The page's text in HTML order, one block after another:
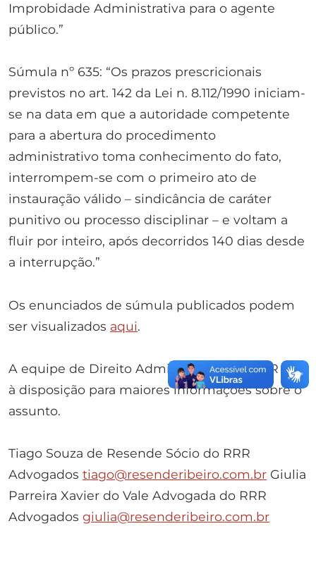
Improbidade Administrativa para o agente
público.”
Súmula nº 635: “Os prazos prescricionais
previstos no art. 142 da Lei n. 8.112/1990 iniciam-
se na data em que a autoridade competente
para a abertura do procedimento
administrativo toma conhecimento do fato,
interrompem-se com o primeiro ato de
instauração válido – sindicância de caráter
punitivo ou processo disciplinar – e voltam a
fluir por inteiro, após decorridos 140 dias desde
a interrupção.”
Os enunciados de súmula publicados podem
ser visualizados aqui.
A equipe de Direito Administrativo do RRR fica
à disposição para maiores informações sobre o
assunto.
Tiago Souza de Resende Sócio do RRR
Advogados tiago@resenderibeiro.com.br Giulia
Parreira Xavier do Vale Advogada do RRR
Advogados giulia@resenderibeiro.com.br